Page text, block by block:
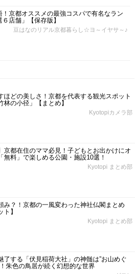
！京都オススメの最強コスパで有名なラン
店舗」【保存版】
豆はなのリアル京都暮らし☆ヨ～イヤサ～♪
ほどの美しさ！京都を代表する観光スポット
林の小径」【まとめ】
Kyotopiカメラ部
京都在住のママ必見！子どもとお出かけにオ
無料」で楽しめる公園・施設10選！
Kyotopi まとめ部
み？！京都の一風変わった神社仏閣まとめ
ト】
Kyotopi まとめ部
了する「伏見稲荷大社」の神髄は”お山めぐ
朱色の鳥居が続く幻想的な世界